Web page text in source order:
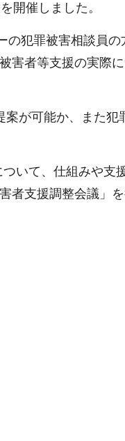
開催しました。
の犯罪被害相談員の
害者等支援の実際
案が可能か、また犯
いて、仕組みや支
者支援調整会議」